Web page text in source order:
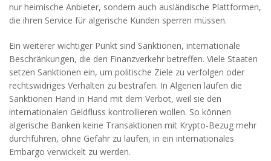
nur heimische Anbieter, sondern auch ausländische Plattformen,
die ihren Service für algerische Kunden sperren müssen.
Ein weiterer wichtiger Punkt sind Sanktionen, internationale
Beschränkungen, die den Finanzverkehr betreffen. Viele Staaten
setzen Sanktionen ein, um politische Ziele zu verfolgen oder
rechtswidriges Verhalten zu bestrafen. In Algerien laufen die
Sanktionen Hand in Hand mit dem Verbot, weil sie den
internationalen Geldfluss kontrollieren wollen. So können
algerische Banken keine Transaktionen mit Krypto‑Bezug mehr
durchführen, ohne Gefahr zu laufen, in ein internationales
Embargo verwickelt zu werden.